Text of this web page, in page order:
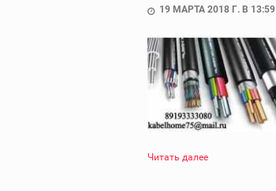
19 МАРТА 2018 Г. В 13:59
Читать далее